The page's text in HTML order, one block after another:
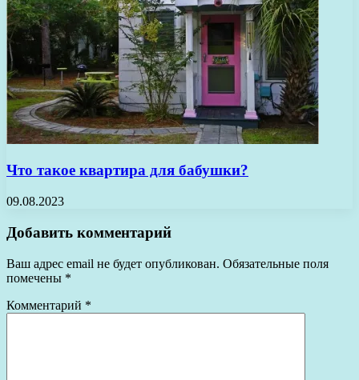
Что такое квартира для бабушки?
09.08.2023
Добавить комментарий
Ваш адрес email не будет опубликован. Обязательные поля
помечены *
Комментарий *